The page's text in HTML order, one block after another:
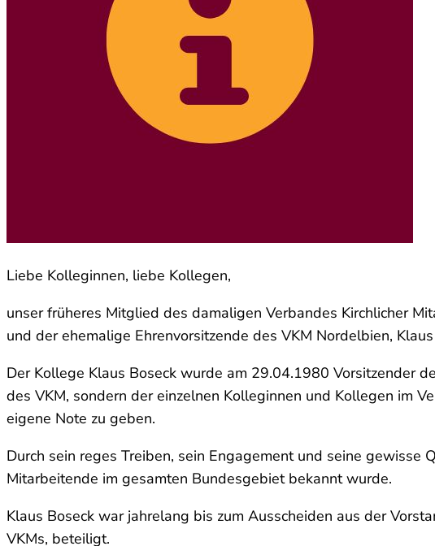
Liebe Kolleginnen, liebe Kollegen,
unser früheres Mitglied des damaligen Verbandes Kirchlicher
und der ehemalige Ehrenvorsitzende des VKM Nordelbien,
Der Kollege Klaus Boseck wurde am 29.04.1980 Vorsitzender
des VKM, sondern der einzelnen Kolleginnen und Kollegen im
eigene Note zu geben.
Durch sein reges Treiben, sein Engagement und seine
Mitarbeitende im gesamten Bundesgebiet bekannt wurde.
Klaus Boseck war jahrelang bis zum Ausscheiden aus der
VKMs, beteiligt.